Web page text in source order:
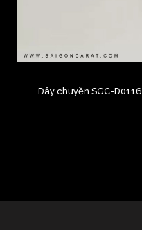
Dây chuyền SGC-D0116